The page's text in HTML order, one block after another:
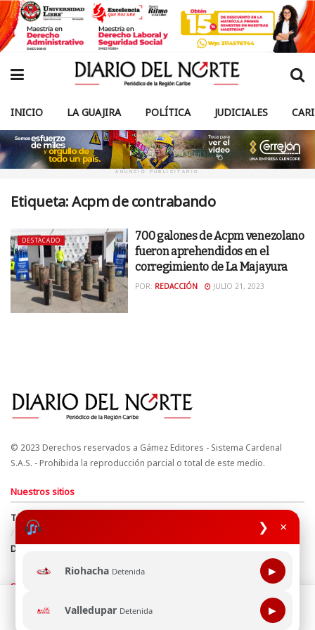
❯ ×
Riohacha Detenida ▶
Valledupar Detenida ▶
INICIO LA GUAJIRA POLÍTICA JUDICIALES
ANUNCIO PUBLICITARIO
Etiqueta:Acpm de contrabando
DESTACADO
700 galones de Acpm venezolano
fueron aprehendidos en el
corregimiento de La Majayura
POR: REDACCIÓN JULIO 21, 2023
© 2023 Derechos reservados a Gámez Editores - Sistema Cardenal
S.A.S. - Prohibida la reproducción parcial o total de este medio.
Nuestros sitios
Términos y Condiciones
Derechos de Autor y Propiedad Intelectual
Política de uso de cookies
Política de Tratamiento de Datos
Directrices Editoriales
Síguenos
Esta página web usa cookie para mejorar tu experiencia de
navegación, al continuar aceptas nuestra política de uso de